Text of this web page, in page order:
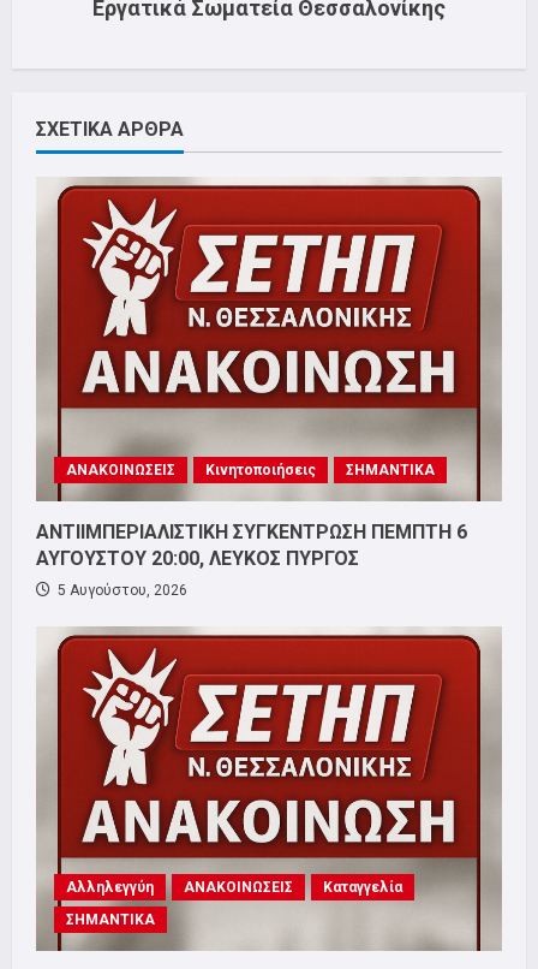
Εργατικά Σωματεία Θεσσαλονίκης
ΣΧΕΤΙΚΑ ΑΡΘΡΑ
ΑΝΑΚΟΙΝΩΣΕΙΣ Κινητοποιήσεις ΣΗΜΑΝΤΙΚΑ
ΑΝΤΙΙΜΠΕΡΙΑΛΙΣΤΙΚΗ ΣΥΓΚΕΝΤΡΩΣΗ ΠΕΜΠΤΗ 6
ΑΥΓΟΥΣΤΟΥ 20:00, ΛΕΥΚΟΣ ΠΥΡΓΟΣ
5 Αυγούστου, 2026
Αλληλεγγύη ΑΝΑΚΟΙΝΩΣΕΙΣ
Καταγγελία
ΣΗΜΑΝΤΙΚΑ